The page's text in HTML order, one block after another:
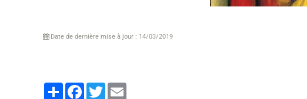
Date de dernière mise à jour : 14/03/2019
PartagerFacebook
Twitter